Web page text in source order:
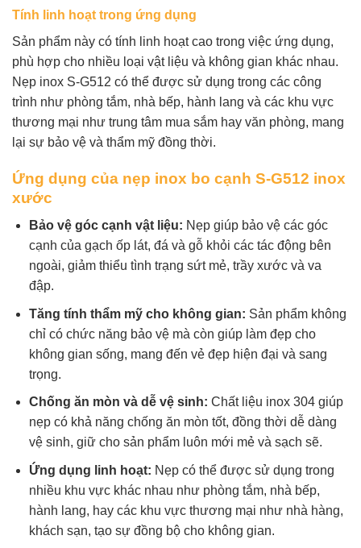
Tính linh hoạt trong ứng dụng
Sản phẩm này có tính linh hoạt cao trong việc ứng dụng,
phù hợp cho nhiều loại vật liệu và không gian khác nhau.
Nẹp inox S-G512 có thể được sử dụng trong các công
trình như phòng tắm, nhà bếp, hành lang và các khu vực
thương mại như trung tâm mua sắm hay văn phòng, mang
lại sự bảo vệ và thẩm mỹ đồng thời.
Ứng dụng của nẹp inox bo cạnh S-G512 inox
xước
Bảo vệ góc cạnh vật liệu: Nẹp giúp bảo vệ các góc
cạnh của gạch ốp lát, đá và gỗ khỏi các tác động bên
ngoài, giảm thiểu tình trạng sứt mẻ, trầy xước và va
đập.
Tăng tính thẩm mỹ cho không gian: Sản phẩm không
chỉ có chức năng bảo vệ mà còn giúp làm đẹp cho
không gian sống, mang đến vẻ đẹp hiện đại và sang
trọng.
Chống ăn mòn và dễ vệ sinh: Chất liệu inox 304 giúp
nẹp có khả năng chống ăn mòn tốt, đồng thời dễ dàng
vệ sinh, giữ cho sản phẩm luôn mới mẻ và sạch sẽ.
Ứng dụng linh hoạt: Nẹp có thể được sử dụng trong
nhiều khu vực khác nhau như phòng tắm, nhà bếp,
hành lang, hay các khu vực thương mại như nhà hàng,
khách sạn, tạo sự đồng bộ cho không gian.